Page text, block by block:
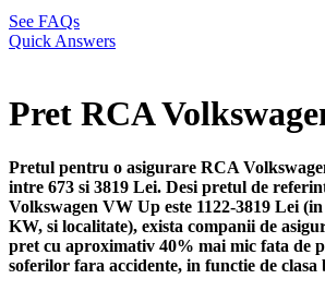
See FAQs
Quick Answers
Pret RCA
Pretul pentru o asigurare RCA
intre 673 si 3819 Lei. Desi pretul de
Volkswagen VW Up este 1122-3819 Lei
KW, si localitate), exista companii de
pret cu aproximativ 40% mai mic fata de
soferilor fara accidente, in functie de clasa